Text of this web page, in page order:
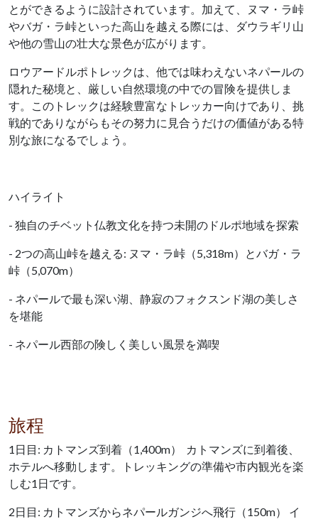
とができるように設計されています。加えて、ヌマ・ラ峠
やバガ・ラ峠といった高山を越える際には、ダウラギリ山
や他の雪山の壮大な景色が広がります。
ロウアードルポトレックは、他では味わえないネパールの
隠れた秘境と、厳しい自然環境の中での冒険を提供しま
す。このトレックは経験豊富なトレッカー向けであり、挑
戦的でありながらもその努力に見合うだけの価値がある特
別な旅になるでしょう。
ハイライト
- 独自のチベット仏教文化を持つ未開のドルポ地域を探索
- 2つの高山峠を越える: ヌマ・ラ峠（5,318m）とバガ・ラ
峠（5,070m）
- ネパールで最も深い湖、静寂のフォクスンド湖の美しさ
を堪能
- ネパール西部の険しく美しい風景を満喫
旅程
1日目: カトマンズ到着（1,400m） カトマンズに到着後、
ホテルへ移動します。トレッキングの準備や市内観光を楽
しむ1日です。
2日目: カトマンズからネパールガンジへ飛行（150m） イ